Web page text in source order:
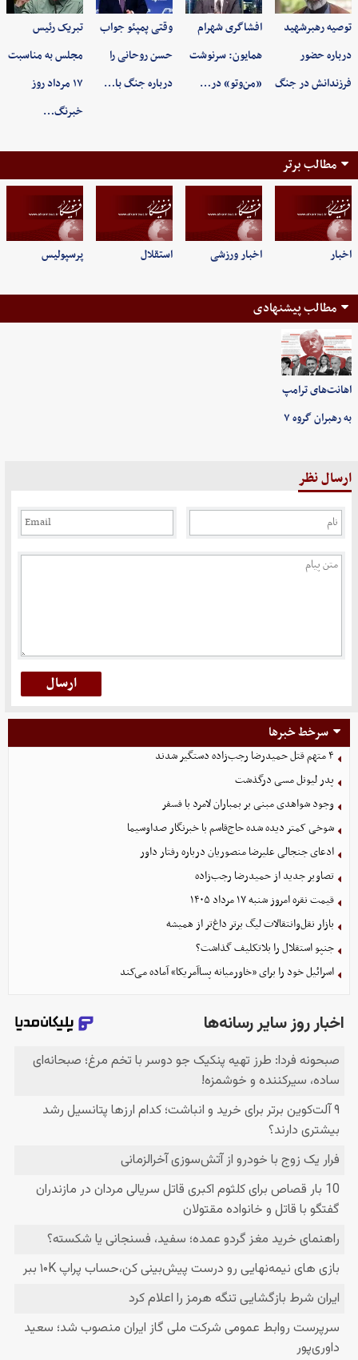
توصیه رهبرشهید
درباره حضور
فرزندانش در جنگ
افشاگری شهرام
همایون: سرنوشت
«من‌وتو» در…
وقتی پمپئو جواب
حسن روحانی را
درباره جنگ با…
تبریک رئیس
مجلس به مناسبت
۱۷ مرداد روز
خبرنگ…
مطالب برتر
اخبار اخبار ورزشی استقلال پرسپولیس
مطالب پیشنهادی
اهانت‌های ترامپ
به رهبران گروه ۷
ارسال نظر
سرخط خبرها
۴ متهم قتل حمیدرضا رجب‌زاده دستگیر شدند
پدر لیونل مسی درگذشت
وجود شواهدی مبنی بر بمباران لامرد با فسفر
شوخی کمتر دیده شده حاج‌قاسم با خبرنگار صداوسیما
ادعای جنجالی علیرضا منصوریان درباره رفتار داور
تصاویر جدید از حمیدرضا رجب‌زاده
قیمت نقره امروز شنبه ۱۷ مرداد ۱۴۰۵
بازار نقل‌وانتقالات لیگ برتر داغ‌تر از همیشه
جنپو استقلال را بلاتکلیف گذاشت؟
اسرائیل خود را برای «خاورمیانه پساآمریکا» آماده می‌کند